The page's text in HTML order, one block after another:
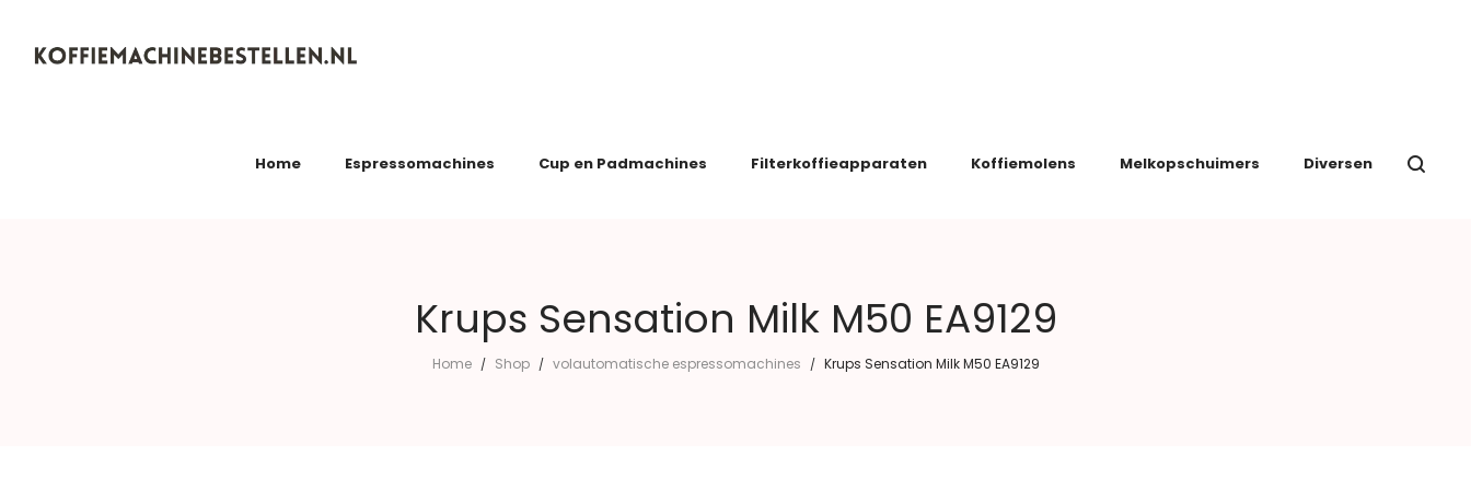
Home Espressomachines Cup en Padmachines Filterkoffieapparaten Koffiemolens Melkopschuimers Diversen
Krups Sensation Milk M50 EA9129
Home / Shop / volautomatische espressomachines / Krups Sensation Milk M50 EA9129